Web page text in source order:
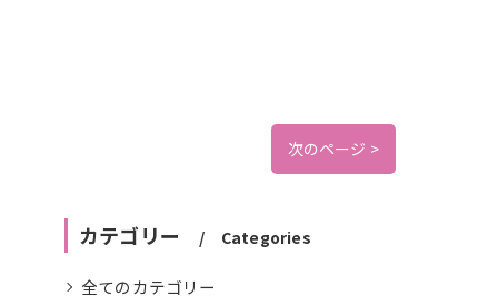
次のページ >
カテゴリー Categories
全てのカテゴリー